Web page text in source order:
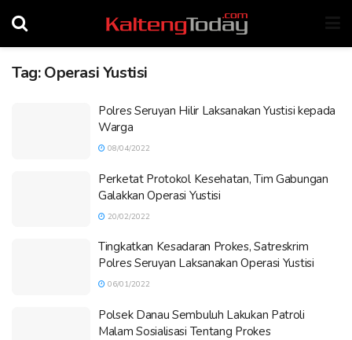
Tag:Operasi Yustisi
Polres Seruyan Hilir Laksanakan Yustisi kepada
Warga
08/04/2022
Perketat Protokol Kesehatan, Tim Gabungan
Galakkan Operasi Yustisi
20/02/2022
Tingkatkan Kesadaran Prokes, Satreskrim
Polres Seruyan Laksanakan Operasi Yustisi
06/01/2022
Polsek Danau Sembuluh Lakukan Patroli
Malam Sosialisasi Tentang Prokes